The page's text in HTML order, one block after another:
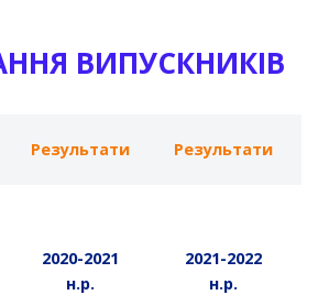
ВИПУСКНИКІВ
Результати Результати
2020-2021
н.р.
2021-2022
н.р.